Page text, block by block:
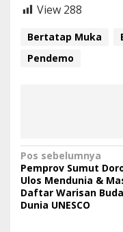
View 288
Bertatap Muka
Pendemo
N
a
v
Pos sebelumnya
Pemprov Sumut
Ulos Mendunia &
Daftar Warisan
Dunia UNESCO